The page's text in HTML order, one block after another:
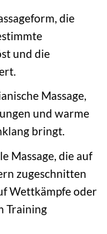
die
und die
Massage,
und warme
bringt.
Massage, die auf
zugeschnitten
Wettkämpfe oder
Training